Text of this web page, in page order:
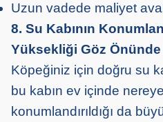
Uzun vadede maliyet
8. Su Kabının
Yüksekliği Göz
Köpeğiniz için doğru su
bu kabın ev içinde
konumlandırıldığı da